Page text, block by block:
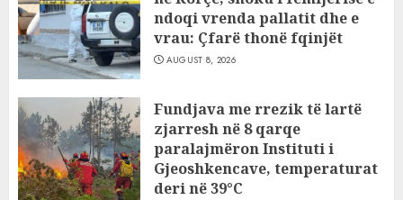
ndoqi vrenda pallatit dhe e
vrau: Çfarë thonë fqinjët
AUGUST 8, 2026
Fundjava me rrezik të lartë
zjarresh në 8 qarqe
paralajmëron Instituti i
Gjeoshkencave, temperaturat
deri në 39°C